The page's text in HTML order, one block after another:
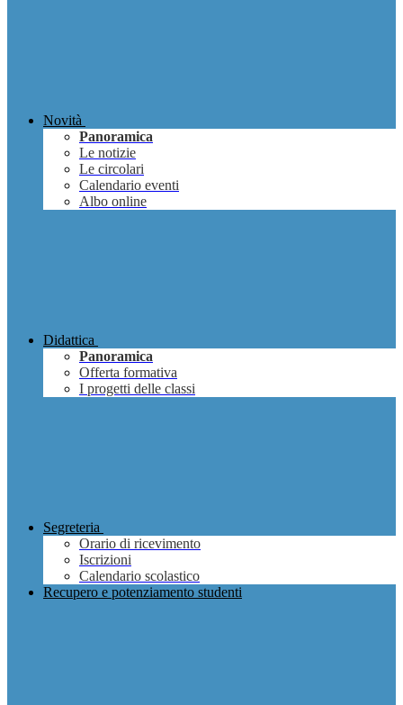
Novità
Panoramica
Le notizie
Le circolari
Calendario eventi
Albo online
Didattica
Panoramica
Offerta formativa
I progetti delle classi
Segreteria
Orario di ricevimento
Iscrizioni
Calendario scolastico
Recupero e potenziamento studenti